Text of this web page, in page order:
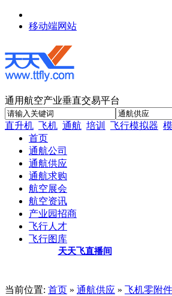
移动端网站
通用航空产业垂直交易平台
直升机 飞机 通航 培训 飞行模拟器
首页
通航公司
通航供应
通航求购
航空展会
航空资讯
产业园招商
飞行人才
飞行图库
天天飞直播间
当前位置: 首页 » 通航供应 » 飞机零附件